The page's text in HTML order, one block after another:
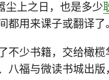
尘上之日，也是多少
都用来课子或翻译了
不少书籍，交给橄榄
八福与微读书城出版